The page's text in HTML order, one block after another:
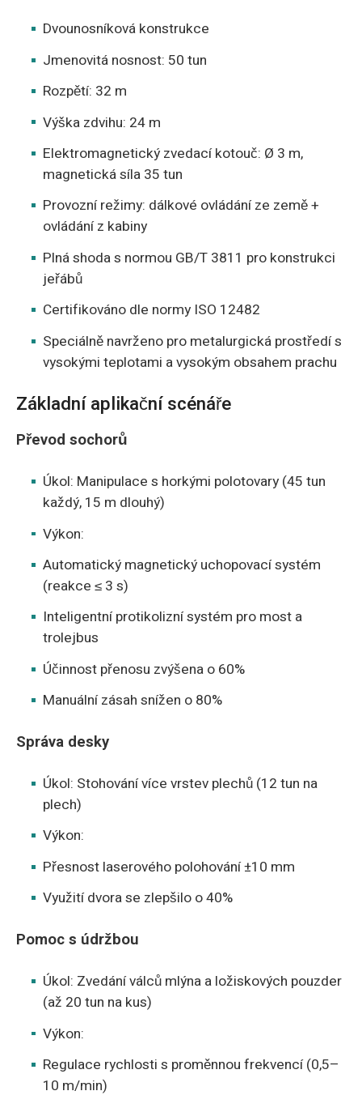
Dvounosníková konstrukce
Jmenovitá nosnost: 50 tun
Rozpětí: 32 m
Výška zdvihu: 24 m
Elektromagnetický zvedací kotouč: Ø 3 m,
magnetická síla 35 tun
Provozní režimy: dálkové ovládání ze země +
ovládání z kabiny
Plná shoda s normou GB/T 3811 pro konstrukci
jeřábů
Certifikováno dle normy ISO 12482
Speciálně navrženo pro metalurgická prostředí s
vysokými teplotami a vysokým obsahem prachu
Základní aplikační scénáře
Převod sochorů
Úkol: Manipulace s horkými polotovary (45 tun
každý, 15 m dlouhý)
Výkon:
Automatický magnetický uchopovací systém
(reakce ≤ 3 s)
Inteligentní protikolizní systém pro most a
trolejbus
Účinnost přenosu zvýšena o 60%
Manuální zásah snížen o 80%
Správa desky
Úkol: Stohování více vrstev plechů (12 tun na
plech)
Výkon:
Přesnost laserového polohování ±10 mm
Využití dvora se zlepšilo o 40%
Pomoc s údržbou
Úkol: Zvedání válců mlýna a ložiskových pouzder
(až 20 tun na kus)
Výkon:
Regulace rychlosti s proměnnou frekvencí (0,5–
10 m/min)